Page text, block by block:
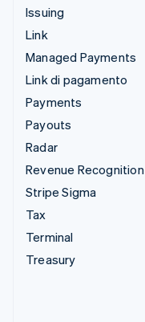
Issuing
Link
Managed Payments
Link di pagamento
Payments
Payouts
Radar
Revenue Recognition
Stripe Sigma
Tax
Terminal
Treasury